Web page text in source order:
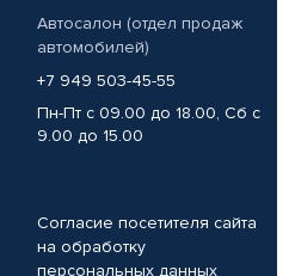
Автосалон (отдел продаж
автомобилей)
+7 949 503-45-55
Пн-Пт с 09.00 до 18.00, Сб с
9.00 до 15.00
Согласие посетителя сайта
на обработку
персональных данных